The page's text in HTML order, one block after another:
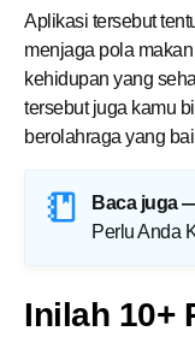
Aplikasi tersebut
menjaga pola
kehidupan yang
tersebut juga kamu
berolahraga yang
Baca juga
Perlu Anda
Inilah 10+